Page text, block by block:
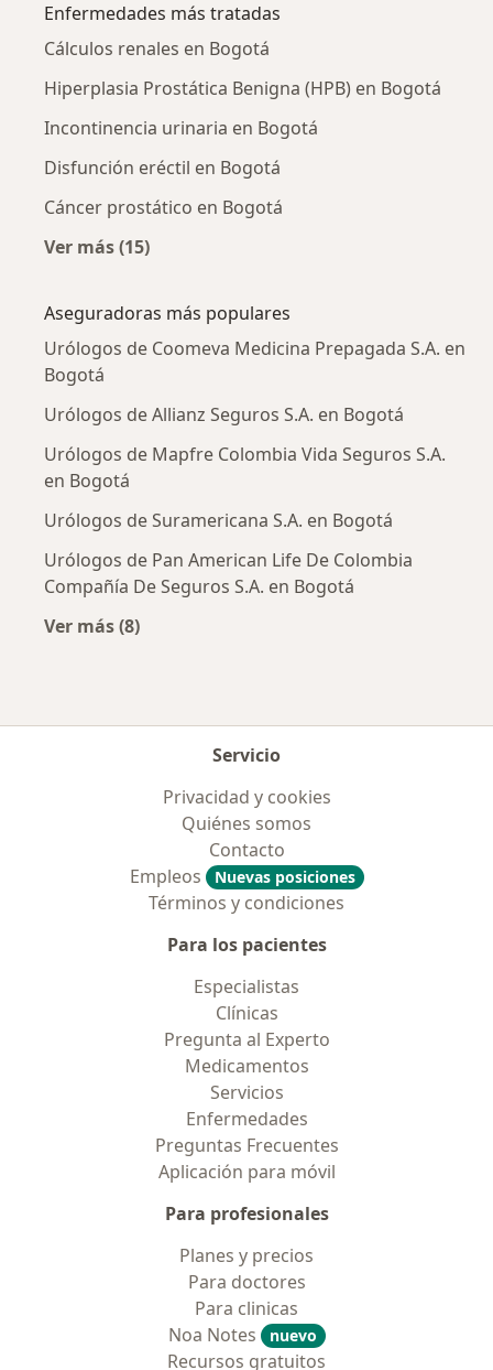
Enfermedades más tratadas
Cálculos renales en Bogotá
Hiperplasia Prostática Benigna (HPB) en Bogotá
Incontinencia urinaria en Bogotá
Disfunción eréctil en Bogotá
Cáncer prostático en Bogotá
Ver más (15)
Aseguradoras más populares
Urólogos de Coomeva Medicina Prepagada S.A. en
Bogotá
Urólogos de Allianz Seguros S.A. en Bogotá
Urólogos de Mapfre Colombia Vida Seguros S.A.
en Bogotá
Urólogos de Suramericana S.A. en Bogotá
Urólogos de Pan American Life De Colombia
Compañía De Seguros S.A. en Bogotá
Ver más (8)
Servicio
Privacidad y cookies
Quiénes somos
Contacto
Empleos
Nuevas posiciones
Términos y condiciones
Para los pacientes
Especialistas
Clínicas
Pregunta al Experto
Medicamentos
Servicios
Enfermedades
Preguntas Frecuentes
Aplicación para móvil
Para profesionales
Planes y precios
Para doctores
Para clinicas
Noa Notes
nuevo
Recursos gratuitos